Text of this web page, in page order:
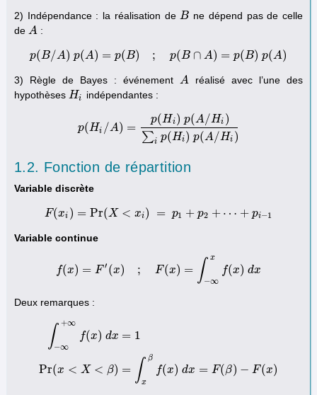
2) Indépendance : la réalisation de B
B
ne dépend pas de celle
de A
A :
p(B/A) p(A) = p(B) ; p(B ∩ A) = p(B) p(A)
p(B/ A) p(A)=p ); B∩A)=p (B) p(A )
3) Règle de Bayes : événement A
A
réalisé avec l’une des
hypothèses Hi
Hi indépendantes :
p(Hi /A) =
p(Hi ) p(A/Hi )
∑i p(Hi) p(A/Hi )
p(Hi/A)=p( Hi) p(A/Hi)∑ip(Hi) p(A/Hi)
1.2. Fonction de répartition
Variable discrète
F(xi ) = Pr(X < xi) = p1 + p2 + ⋯ + pi−1
F(xi)=Pr(X <xi) = p 1+p 2+ ⋯+ pi−1
Variable continue
f(x) = F ′ (x) ; F(x) = ∫ x
−∞
f(x) dx
f( x)=F ) x)=∫−∞ xf( )
Deux remarques :
∫ +∞
−∞
f(x) dx
Pr(x < X < β)
= 1
= ∫ β
x
f(x) dx = F(β) − F(x)
−∞ X<